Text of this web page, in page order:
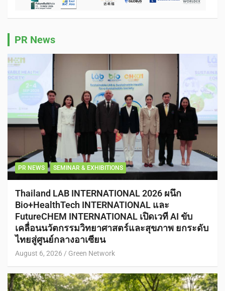
PR News
PR NEWS SEMINAR & EXHIBITIONS
Thailand LAB INTERNATIONAL 2026 ผนึก
Bio+HealthTech INTERNATIONAL และ
FutureCHEM INTERNATIONAL เปิดเวที AI ขับ
เคลื่อนนวัตกรรมวิทยาศาสตร์และสุขภาพ ยกระดับ
ไทยสู่ศูนย์กลางอาเซียน
August 6, 2026 Green Network